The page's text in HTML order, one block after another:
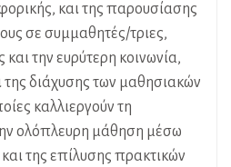
και της παρουσίασης
σε συμμαθητές/τριες,
και την ευρύτερη κοινωνία,
διάχυσης των μαθησιακών
καλλιεργούν τη
ολόπλευρη μάθηση μέσω
της επίλυσης πρακτικών